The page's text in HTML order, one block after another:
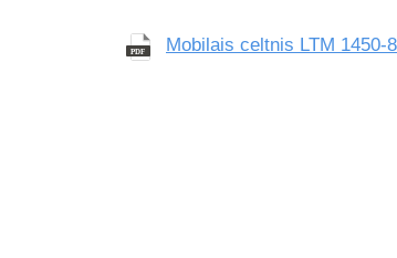
Mobilais celtnis LTM 1450-